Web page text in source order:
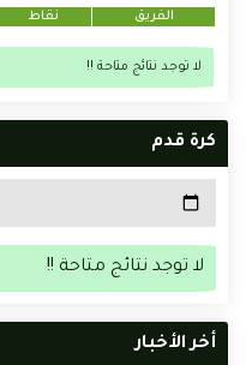
الفريق نقاط
لا توجد نتائج متاحة !!
كرة قدم
لا توجد نتائج متاحة !!
أخر الأخبار